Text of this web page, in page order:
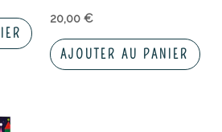
20,00 €
AJOUTER AU PANIER